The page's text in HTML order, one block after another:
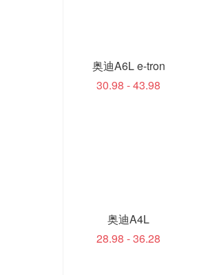
奥迪A6L e-tron
30.98 - 43.98
奥迪A4L
28.98 - 36.28